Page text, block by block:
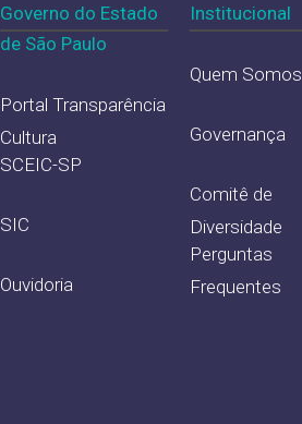
Institucional
Quem Somos
Governança
Comitê de
Diversidade
Perguntas
Frequentes
Governo do Estado
de São Paulo
Portal Transparência
Cultura
SCEIC-SP
SIC
Ouvidoria